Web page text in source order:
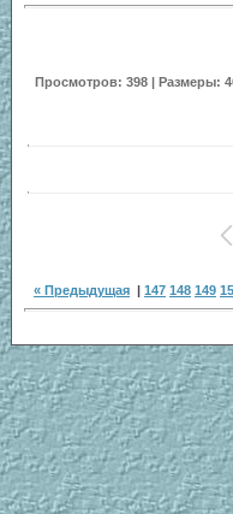
Просмотров: 398 | Размеры:
« Предыдущая | 147 148 149